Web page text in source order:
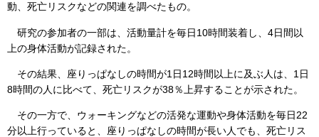
動、死亡リスクなどの関連を調べたもの。
研究の参加者の一部は、活動量計を毎日10時間装着し、4日間以
上の身体活動が記録された。
その結果、座りっぱなしの時間が1日12時間以上に及ぶ人は、1日
8時間の人に比べて、死亡リスクが38％上昇することが示された。
その一方で、ウォーキングなどの活発な運動や身体活動を毎日22
分以上行っていると、座りっぱなしの時間が長い人でも、死亡リス